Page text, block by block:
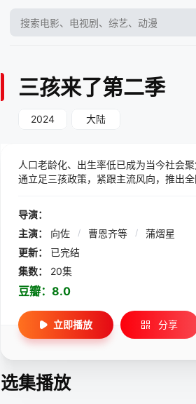
三孩来了第二季
2024 大陆
人口老龄化、出生率低已成为当今社会
通立足三孩政策，紧跟主流风向，推出
导演：
主演：
向佐 / 曹恩齐等 /
蒲熠星
更新：
已完结
集数：
20集
豆瓣： 8.0
立即播放 分享
选集播放